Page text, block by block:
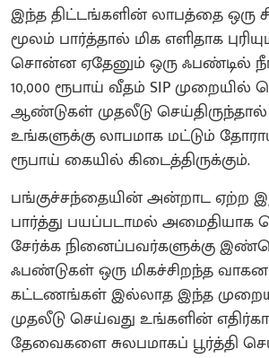
இந்த திட்டங்களின் லாபத்தை ஒரு
மூலம் பார்த்தால் மிக எளிதாக
சொன்ன ஏதேனும் ஒரு ஃபண்டில்
10,000 ரூபாய் வீதம் SIP முறையில்
ஆண்டுகள் முதலீடு
உங்களுக்கு லாபமாக மட்டும்
ரூபாய் கையில் கிடைத்திருக்கும்.
பங்குச்சந்தையின் அன்றாட ஏற்ற
பார்த்து பயப்படாமல்
சேர்க்க நினைப்பவர்களுக்கு
ஃபண்டுகள் ஒரு மிகச்சிறந்த
கட்டணங்கள் இல்லாத இந்த
முதலீடு செய்வது உங்களின்
தேவைகளை சுலபமாகப் பூர்த்தி